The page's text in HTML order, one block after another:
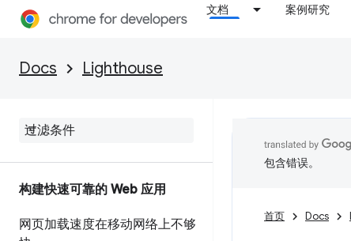
文档 案例研究
Docs Lighthouse
构建快速可靠的 Web 应用
网页加载速度在移动网络上不够
包含错误。
首页 Docs